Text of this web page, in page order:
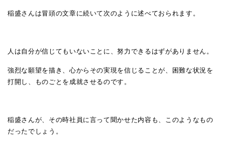
稲盛さんは冒頭の文章に続いて次のように述べておられます。
人は自分が信じてもいないことに、努力できるはずがありません。
強烈な願望を描き、心からその実現を信じることが、困難な状況を
打開し、ものごとを成就させるのです。
稲盛さんが、その時社員に言って聞かせた内容も、このようなもの
だったでしょう。